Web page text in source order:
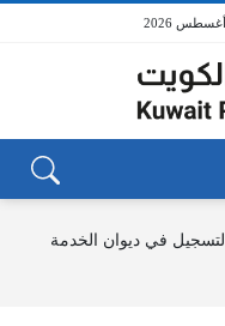
التسجيل في ديوان الخدمة